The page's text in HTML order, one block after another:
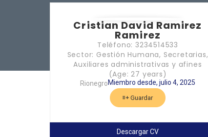
Cristian David Ramirez
Ramirez
Teléfono: 3234514533
Sector: Gestión Humana, Secretarias,
Auxiliares administrativas y afines
(Age: 27 years)
RionegroMiembro desde, julio 4, 2025
Guardar
Descargar CV